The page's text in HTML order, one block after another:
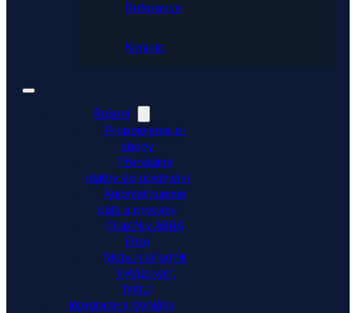
Reference
Kontakt
Řešení
Propojujeme e-
shopy
Přenášíme
platby do účetnictví
Automatizujeme
data a procesy
Doplňky ABRA
Flexi
Mobilní skladník
Vytěžování
faktur
Integrace a doplňky